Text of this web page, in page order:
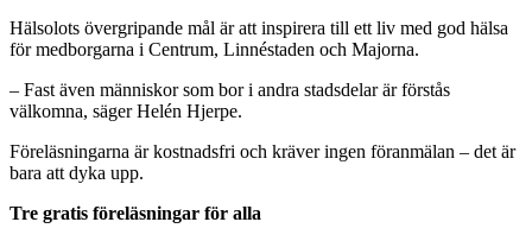
Hälsolots övergripande mål är att inspirera till ett liv med god hälsa
för medborgarna i Centrum, Linnéstaden och Majorna.
– Fast även människor som bor i andra stadsdelar är förstås
välkomna, säger Helén Hjerpe.
Föreläsningarna är kostnadsfri och kräver ingen föranmälan – det är
bara att dyka upp.
Tre gratis föreläsningar för alla